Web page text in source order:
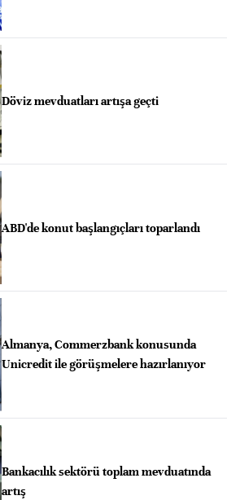
Döviz mevduatları artışa geçti
ABD'de konut başlangıçları toparlandı
Almanya, Commerzbank konusunda
Unicredit ile görüşmelere hazırlanıyor
Bankacılık sektörü toplam mevduatında
artış